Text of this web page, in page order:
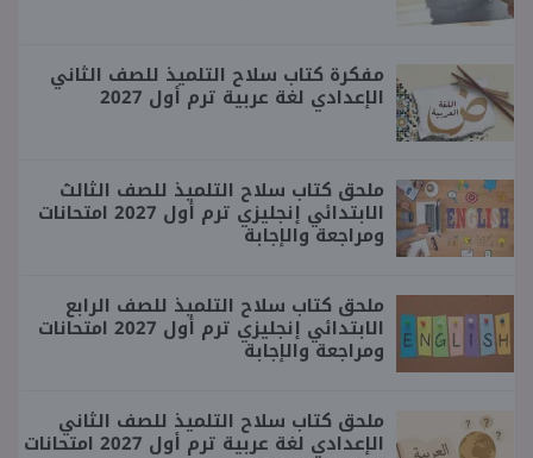
مفكرة كتاب سلاح التلميذ للصف الثاني
الإعدادي لغة عربية ترم أول 2027
ملحق كتاب سلاح التلميذ للصف الثالث
الابتدائي إنجليزي ترم أول 2027 امتحانات
ومراجعة والإجابة
ملحق كتاب سلاح التلميذ للصف الرابع
الابتدائي إنجليزي ترم أول 2027 امتحانات
ومراجعة والإجابة
ملحق كتاب سلاح التلميذ للصف الثاني
الإعدادي لغة عربية ترم أول 2027 امتحانات